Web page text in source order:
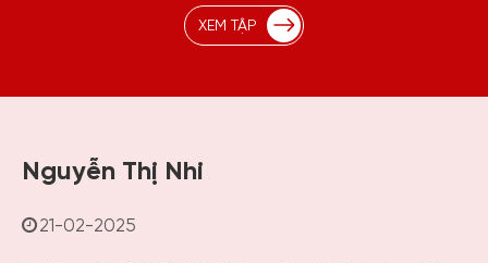
XEM TẬP
Nguyễn Thị Nhi
21-02-2025